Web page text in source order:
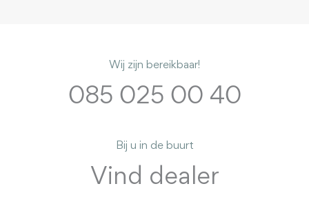
Wij zijn bereikbaar!
085 025 00 40
Bij u in de buurt
Vind dealer